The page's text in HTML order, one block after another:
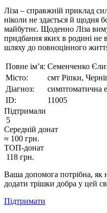
Ліза – справжній приклад
ніколи не здається й щодня
майбутнє. Щоденно Ліза
придбання яких в родині не
шляху до повноцінного
Повне ім’я: Семенченко
Місто:
смт Ріпки,
Діагноз:
симптоматична
ID:
11005
Підтримали
5
Середній донат
≈ 100 грн.
ТОП-донат
118 грн.
Ваша допомога потрібна, як
додати трішки добра у цей
Підтримати